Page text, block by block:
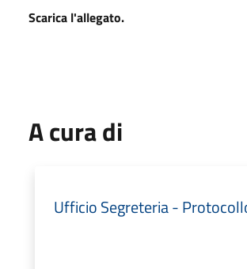
Scarica l'allegato.
A cura di
Ufficio Segreteria -